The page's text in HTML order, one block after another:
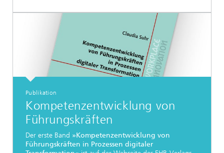
Publikation
Kompetenzentwicklung von
Führungskräften
Der erste Band »Kompetenzentwicklung von
Führungskräften in Prozessen digitaler